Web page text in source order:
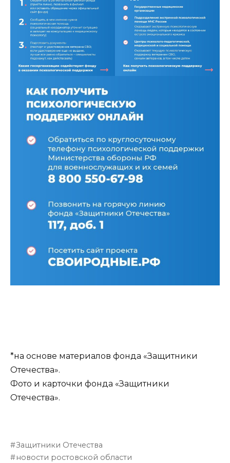
*на основе материалов фонда «Защитники
Отечества».
Фото и карточки фонда «Защитники
Отечества».
Защитники Отечества
новости ростовской области